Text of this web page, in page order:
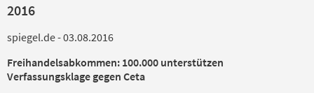
2016
spiegel.de - 03.08.2016
Freihandelsabkommen: 100.000 unterstützen
Verfassungsklage gegen Ceta